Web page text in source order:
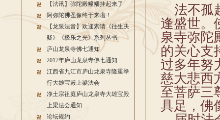
【法讯】弥陀殿幢幡挂起来了
阿弥陀佛圣像终于来啦！
【龙泉法音】欢迎索请《往生决
疑》《极乐之光》系列丛书
庐山龙泉寺佛七通知
2017年庐山龙泉寺佛七通知
江西省九江市庐山龙泉寺隆重举
行大雄宝殿上梁法会
净土宗祖庭庐山龙泉寺大雄宝殿
上梁法会通知
论坛规约
法不孤
逢盛世。
泉寺弥陀
的关心支
过多年努
慈大悲西
至菩萨三
具足，佛